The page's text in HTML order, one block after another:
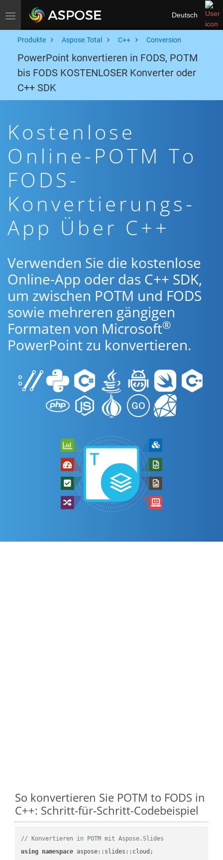
Toggle navigation Deutsch
Produkte Aspose.Total C++ Conversion
PowerPoint konvertieren in FODS, POTM
bis FODS KOSTENLOSER Konverter oder
C++ SDK
Kostenlose
Online-POTM To
FODS-
Konvertierungs-
App Über C++
Verwenden Sie die kostenlose
Online-App oder das C++ SDK,
um zwischen POTM und FODS
sowie mehreren gängigen
Formaten von Microsoft®
PowerPoint zu konvertieren.
So konvertieren Sie POTM to FODS in
C++: Schritt-für-Schritt-Codebeispiel
// Konvertieren in POTM mit Aspose.Slides
using namespace aspose::slides::cloud;